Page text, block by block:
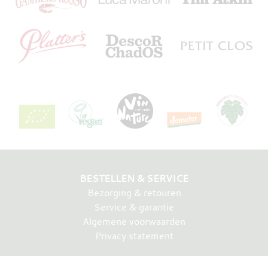
BESTELLEN & SERVICE
Bezorging & retouren
Service & garantie
Algemene voorwaarden
Privacy statement